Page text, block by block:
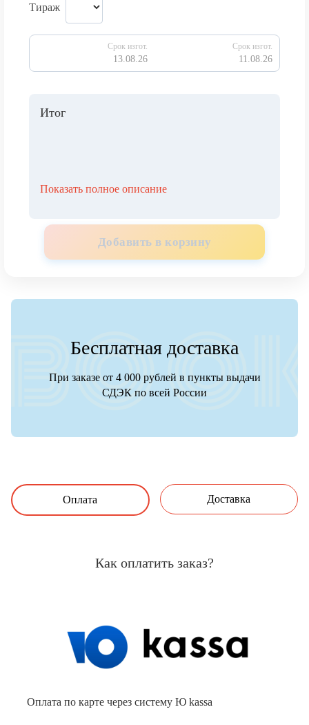
Тираж
Срок изгот.
13.08.26
Срок изгот.
11.08.26
Итог
Показать полное описание
Добавить в корзину
Бесплатная доставка
При заказе от 4 000 рублей в пункты выдачи
СДЭК по всей России
Оплата Доставка
Как оплатить заказ?
Оплата по карте через систему Ю kassa